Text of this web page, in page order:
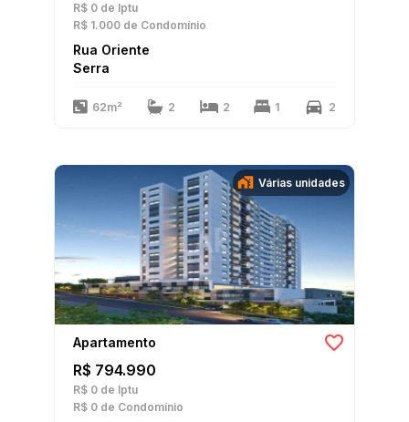
R$ 0 de Iptu
R$ 1.000 de Condomínio
Rua Oriente
Serra
62m² 2 2 1 2
Várias unidades
Apartamento
R$ 794.990
R$ 0 de Iptu
R$ 0 de Condomínio